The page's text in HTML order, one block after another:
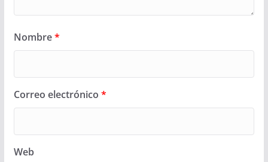
Nombre*
Correo electrónico *
Web